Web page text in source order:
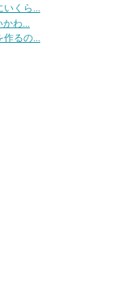
いくら...
わ...
作るの...